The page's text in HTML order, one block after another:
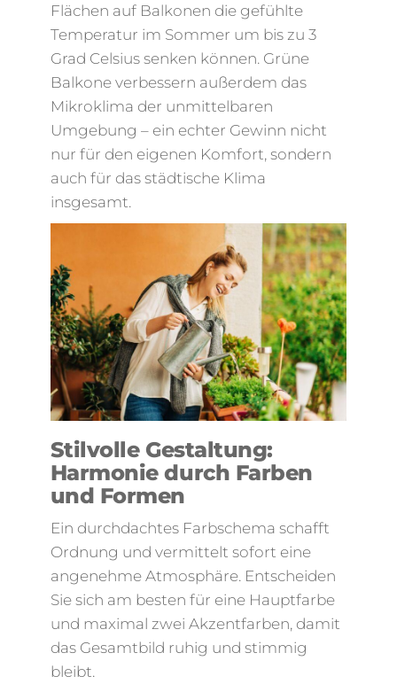
Flächen auf Balkonen die gefühlte
Temperatur im Sommer um bis zu 3
Grad Celsius senken können. Grüne
Balkone verbessern außerdem das
Mikroklima der unmittelbaren
Umgebung – ein echter Gewinn nicht
nur für den eigenen Komfort, sondern
auch für das städtische Klima
insgesamt.
Stilvolle Gestaltung:
Harmonie durch Farben
und Formen
Ein durchdachtes Farbschema schafft
Ordnung und vermittelt sofort eine
angenehme Atmosphäre. Entscheiden
Sie sich am besten für eine Hauptfarbe
und maximal zwei Akzentfarben, damit
das Gesamtbild ruhig und stimmig
bleibt.